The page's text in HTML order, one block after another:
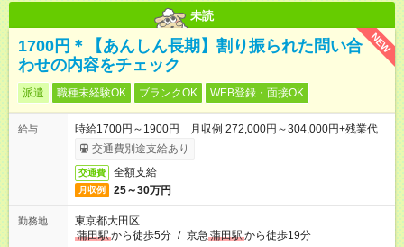
未読
NEW
1700円＊【あんしん長期】割り振られた問い合
わせの内容をチェック
派遣 職種未経験OK ブランクOK WEB登録・面接OK
給与
時給1700円～1900円 月収例 272,000円～304,000円+残業代
交通費別途支給あり
交通費 全額支給
月収例 25～30万円
勤務地
東京都大田区
蒲田駅から徒歩5分 / 京急 蒲田駅から徒歩19分